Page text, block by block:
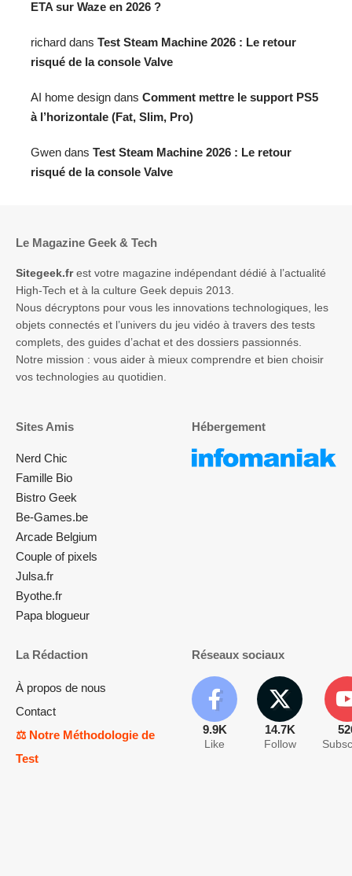
ETA sur Waze en 2026 ?
richard dans Test Steam Machine 2026 : Le retour
risqué de la console Valve
AI home design dans Comment mettre le support PS5
à l’horizontale (Fat, Slim, Pro)
Gwen dans Test Steam Machine 2026 : Le retour
risqué de la console Valve
Le Magazine Geek & Tech
Sitegeek.frest votre magazine indépendant dédié à l’actualité
High-Tech et à la culture Geek depuis 2013.
Nous décryptons pour vous les innovations technologiques, les
objets connectés et l’univers du jeu vidéo à travers des tests
complets, des guides d’achat et des dossiers passionnés.
Notre mission : vous aider à mieux comprendre et bien choisir
vos technologies au quotidien.
Sites Amis
Nerd Chic
Famille Bio
Bistro Geek
Be-Games.be
Arcade Belgium
Couple of pixels
Julsa.fr
Byothe.fr
Papa blogueur
Hébergement
La Rédaction
À propos de nous
Contact
⚖️ Notre Méthodologie de
Test
Réseaux sociaux
9.9K
Like
14.7K
Follow